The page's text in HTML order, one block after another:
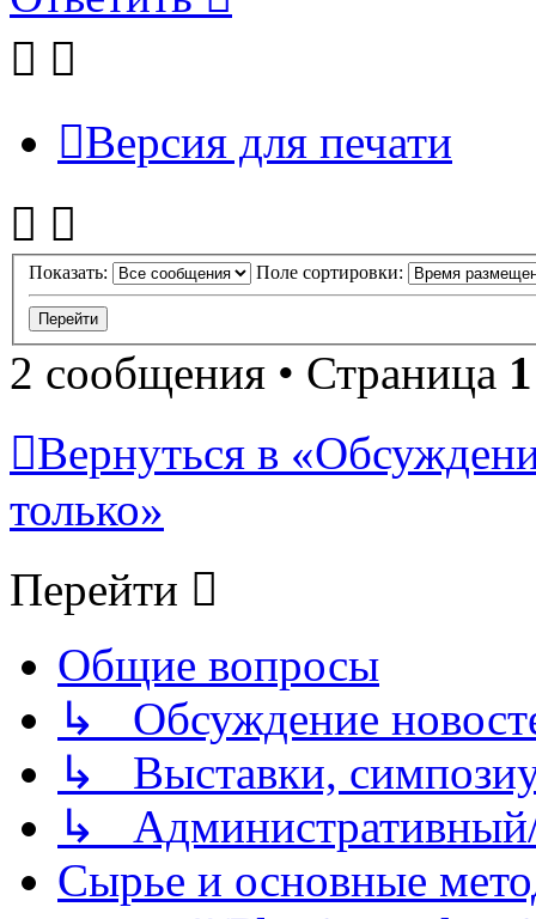
Версия для печати
Показать: Поле сортировки:
2 сообщения • Страница 1
Вернуться в
только»
Перейти
Общие вопросы
↳ Обсуждение
↳ Выставки,
↳
Сырье и основные